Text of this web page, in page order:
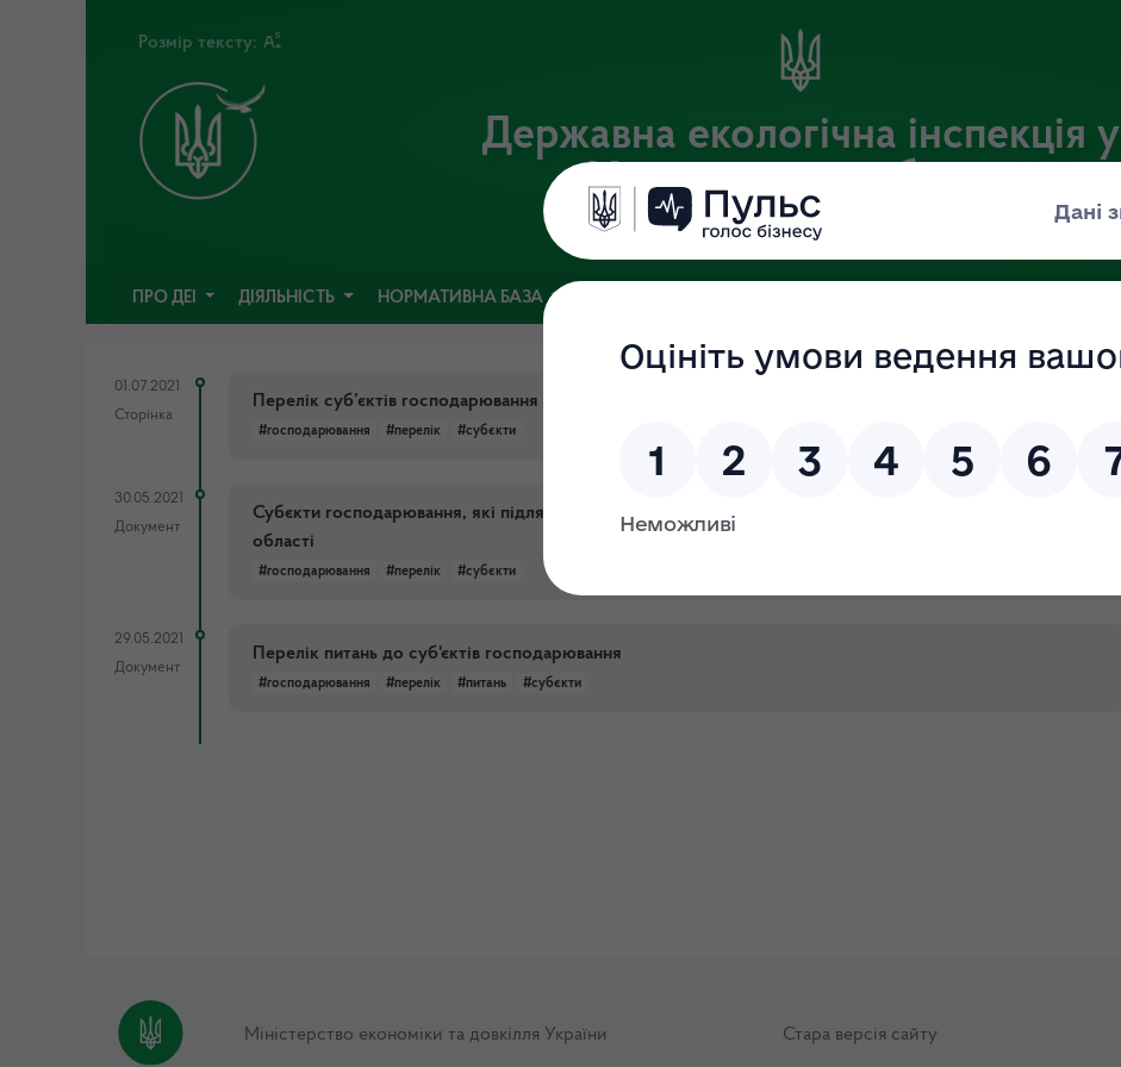
Розмір тексту:
Державна екологічна інспекція у
Хмельницькій області
Офіційний веб-портал
ПРО ДЕІ ДІЯЛЬНІСТЬ НОРМАТИВНА БАЗА
01.07.2021
Сторінка
Перелік суб’єктів господарювання
#господарювання #перелік #субєкти
30.05.2021
Документ
Субєкти господарювання, які підлягають державному нагляду (контролю) на території Хмельницької
області
#господарювання #перелік #субєкти
29.05.2021
Документ
Перелік питань до суб'єктів господарювання
#господарювання #перелік #питань #субєкти
Міністерство економіки та довкілля України Стара версія сайту